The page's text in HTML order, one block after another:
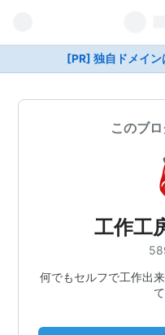
[PR] 独自ドメイン
このブ
工作工
何でもセルフで工作出